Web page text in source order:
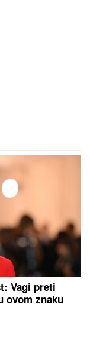
Vagi preti
ovom znaku